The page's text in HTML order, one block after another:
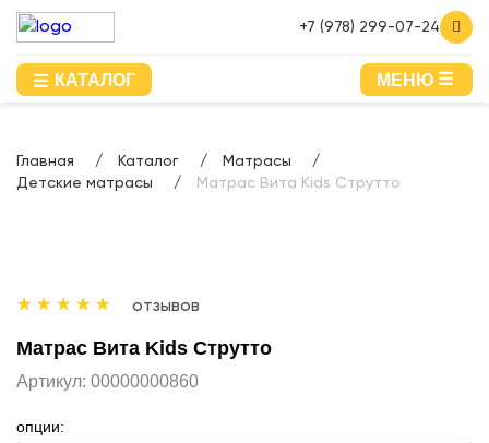
+7 (978) 299-07-24
КАТАЛОГ МЕНЮ
Главная Каталог
Матрасы
Детские матрасы
Матрас Вита Kids Струтто
отзывов
Матрас Вита Kids Струтто
Артикул: 00000000860
опции: